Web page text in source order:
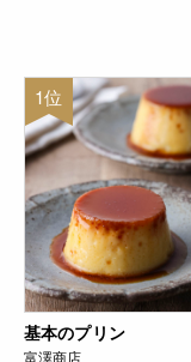
1位
基本のプリン
富澤商店